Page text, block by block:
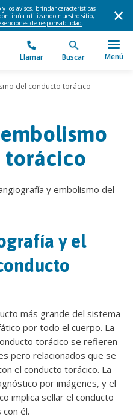
los avisos, brindar características
continúa utilizando nuestro sitio,
de responsabilidad.
Llamar Buscar Menú
del conducto torácico
torácico
y embolismo del
y el
más grande del sistema
por todo el cuerpo. La
torácico se refieren
pero relacionados que se
el conducto torácico. La
por imágenes, y el
implica sellar el conducto
él.